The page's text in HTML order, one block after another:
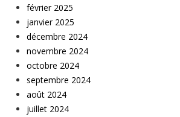
février 2025
janvier 2025
décembre 2024
novembre 2024
octobre 2024
septembre 2024
août 2024
juillet 2024